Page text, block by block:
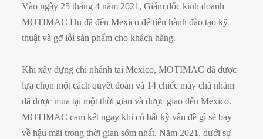
Vào ngày 25 tháng 4 năm 2021, Giám đốc kinh doanh
MOTIMAC Du đã đến Mexico để tiến hành đào tạo kỹ
thuật và gỡ lỗi sản phẩm cho khách hàng.
Khi xây dựng chi nhánh tại Mexico, MOTIMAC đã được
lựa chọn một cách quyết đoán và 14 chiếc máy chà nhám
đã được mua tại một thời gian và được giao đến Mexico.
MOTIMAC cam kết ngay khi có bất kỳ vấn đề gì sẽ bay
về hậu mãi trong thời gian sớm nhất. Năm 2021, dưới sự